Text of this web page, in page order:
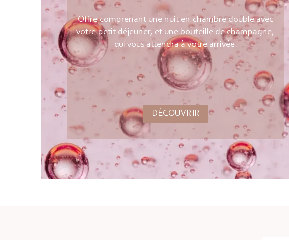
Offre comprenant une nuit en chambre double avec
votre petit déjeuner, et une bouteille de champagne,
qui vous attendra à votre arrivée.
DÉCOUVRIR